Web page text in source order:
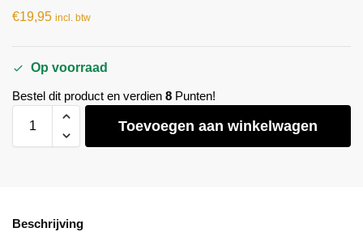
€19,95 incl. btw
Op voorraad
Bestel dit product en verdien 8 Punten!
Toevoegen aan winkelwagen
Beschrijving